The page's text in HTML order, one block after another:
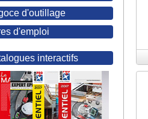
d'outillage
d'emploi
interactifs